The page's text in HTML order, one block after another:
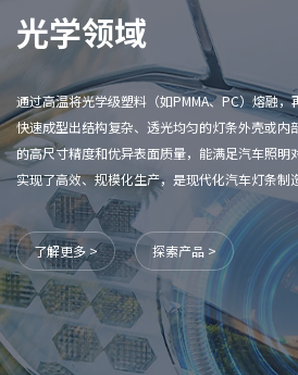
光学领域
通过高温将光学级塑料（如PMMA、PC）熔融
快速成型出结构复杂、透光均匀的灯条外壳或内
的高尺寸精度和优异表面质量，能满足汽车照明
实现了高效、规模化生产，是现代化汽车灯条制
了解更多 > 探索产品 >